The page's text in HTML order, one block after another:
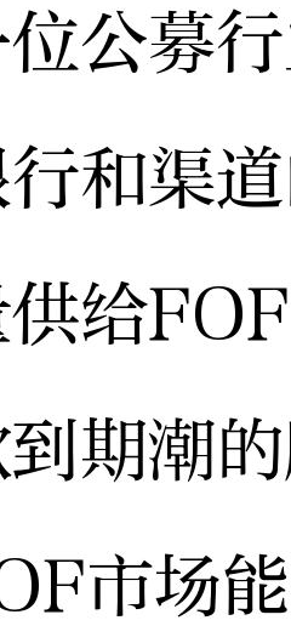
募行
和渠
给
期潮
市场